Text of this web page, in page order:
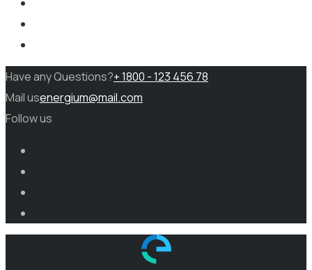
Have any Questions?+ 1800 - 123 456 78
Mail usenergium@mail.com
Follow us